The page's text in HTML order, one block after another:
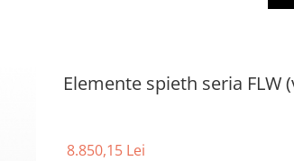
Elemente spieth seria FLW
8.850,15 Lei